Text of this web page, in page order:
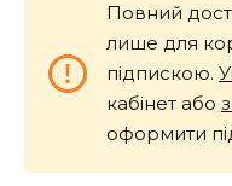
Повний
лише для
підпискою.
кабінет або
оформити